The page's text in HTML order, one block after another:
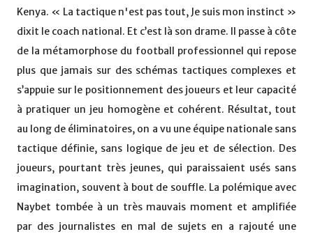
Kenya. « La tactique n'est pas tout, Je suis mon instinct »
dixit le coach national. Et c’est là son drame. Il passe à côte
de la métamorphose du football professionnel qui repose
plus que jamais sur des schémas tactiques complexes et
s’appuie sur le positionnement des joueurs et leur capacité
à pratiquer un jeu homogène et cohérent. Résultat, tout
au long de éliminatoires, on a vu une équipe nationale sans
tactique définie, sans logique de jeu et de sélection. Des
joueurs, pourtant très jeunes, qui paraissaient usés sans
imagination, souvent à bout de souffle. La polémique avec
Naybet tombée à un très mauvais moment et amplifiée
par des journalistes en mal de sujets en a rajouté une